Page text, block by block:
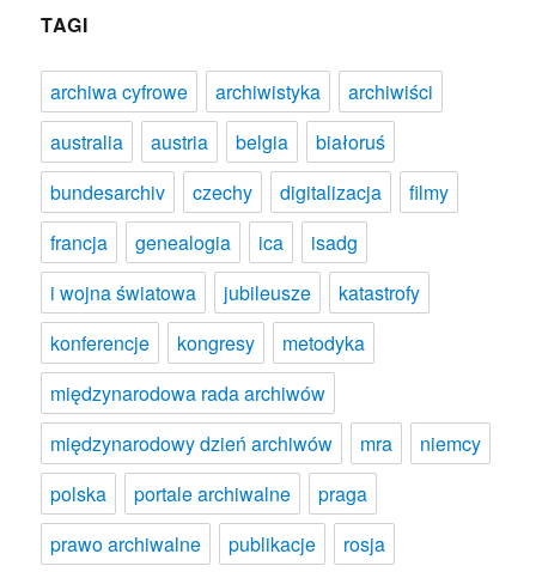
TAGI
archiwa cyfrowe archiwistyka
archiwiści
australia
austria belgia
białoruś
bundesarchiv
czechy digitalizacja
filmy
francja
genealogia ica
isadg
i wojna światowa
jubileusze
katastrofy
konferencje
kongresy
metodyka
międzynarodowa rada archiwów
międzynarodowy dzień archiwów
mra
niemcy
polska
portale archiwalne
praga
prawo archiwalne
publikacje rosja